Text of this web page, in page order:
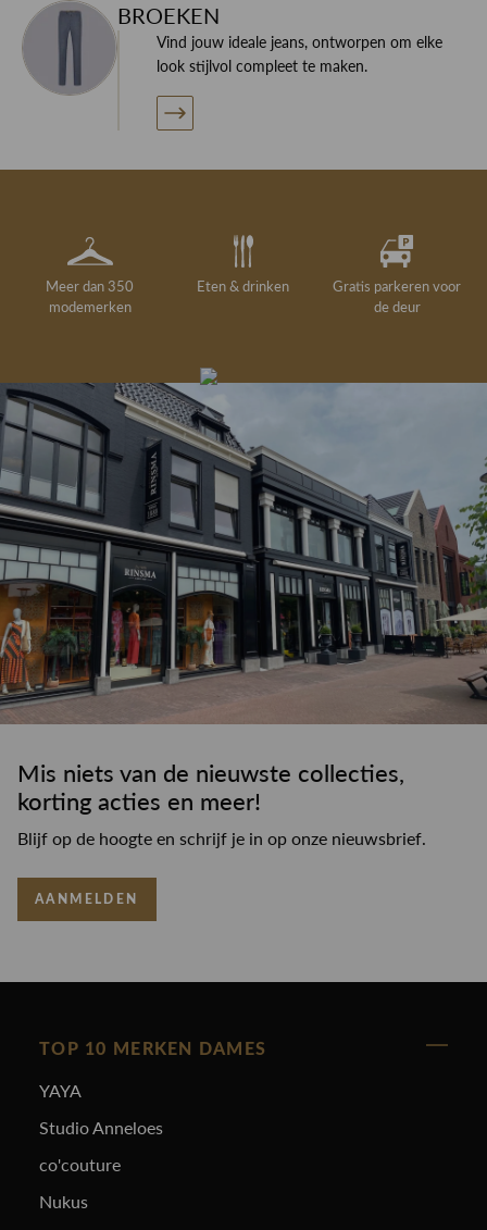
BROEKEN
Vind jouw ideale jeans, ontworpen om elke
look stijlvol compleet te maken.
Meer dan 350
modemerken
Eten & drinken
Gratis parkeren voor
de deur
drankje
Gratis retourneren in
de winkel
Deskundig
kledingadvies
winkeloppervlak
Mis niets van de nieuwste collecties,
korting acties en meer!
Blijf op de hoogte en schrijf je in op onze nieuwsbrief.
AANMELDEN
TOP 10 MERKEN DAMES
YAYA
Studio Anneloes
co'couture
Nukus